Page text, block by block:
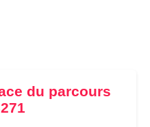
du parcours